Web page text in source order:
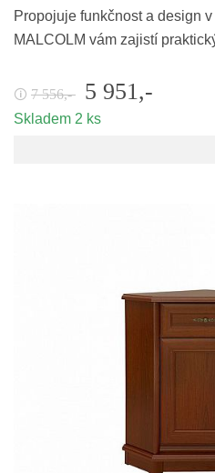
Propojuje funkčnost a design
MALCOLM vám zajistí
🛈 7 556,- 5 951,-
Skladem 2 ks